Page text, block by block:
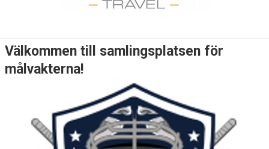
BILDGALLERI
Välkommen till samlingsplatsen för
målvakterna!